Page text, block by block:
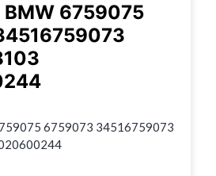
BMW 6759075
6759073 34516759073